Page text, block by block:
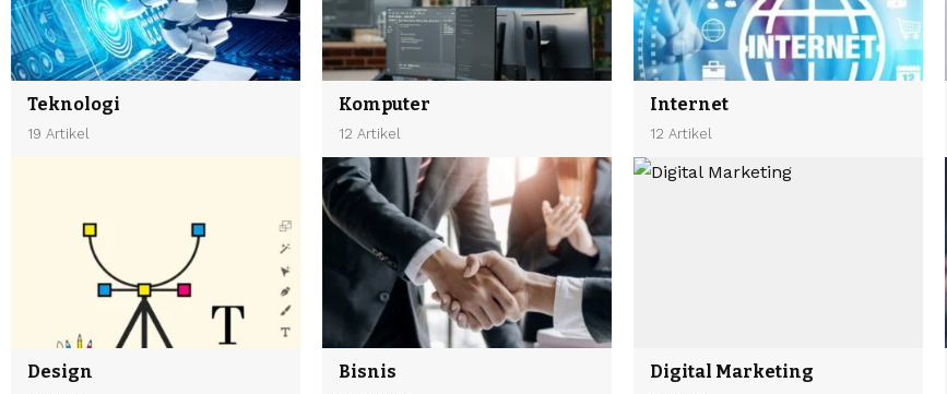
Teknologi
19 Artikel
Komputer
12 Artikel
Internet
12 Artikel
Design Bisnis Digital Marketing